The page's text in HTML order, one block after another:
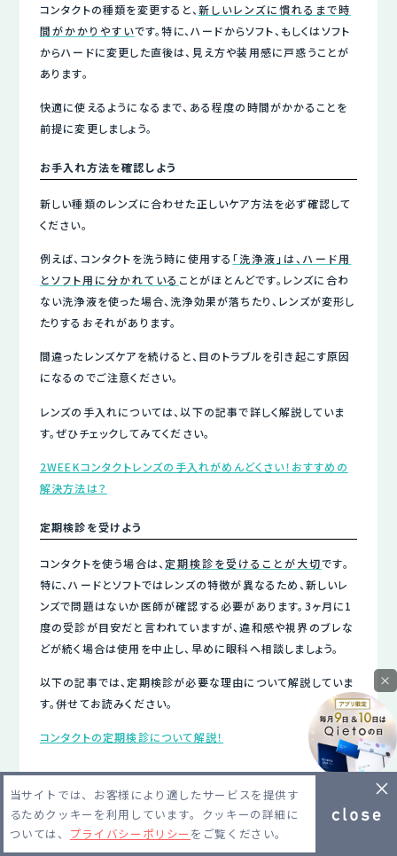
コンタクトの種類を変更すると、 新しいレンズに慣れるまで時
間がかかりやすいです。特に、ハードからソフト、もしくはソフト
からハードに変更した直後は、見え方や装用感に戸惑うことが
あります。
快適に使えるようになるまで、ある程度の時間がかかることを
前提に変更しましょう。
お手入れ方法を確認しよう
新しい種類のレンズに合わせた正しいケア方法を必ず確認して
ください。
例えば、コンタクトを洗う時に使用する 「洗浄液」は、ハード用
とソフト用に分かれている ことがほとんどです。レンズに合わ
ない洗浄液を使った場合、洗浄効果が落ちたり、レンズが変形し
たりするおそれがあります。
間違ったレンズケアを続けると、目のトラブルを引き起こす原因
になるのでご注意ください。
レンズの手入れについては、以下の記事で詳しく解説していま
す。ぜひチェックしてみてください。
2WEEKコンタクトレンズの手入れがめんどくさい！おすすめの
解決方法は？
定期検診を受けよう
コンタクトを使う場合は、 定期検診を受けることが大切です。
特に、ハードとソフトではレンズの特徴が異なるため、新しいレ
ンズで問題はないか医師が確認する必要があります。3ヶ月に1
度の受診が目安だと言われていますが、違和感や視界のブレな
どが続く場合は使用を中止し、早めに眼科へ相談しましょう。
以下の記事では、定期検診が必要な理由について解説していま
す。併せてお読みください。
コンタクトの定期検診について解説！
レンズモードおすすめ
当サイトでは、お客様により適したサービスを提供す
るためクッキーを利用しています。クッキーの詳細に
ついては、 プライバシーポリシー をご覧ください。
×